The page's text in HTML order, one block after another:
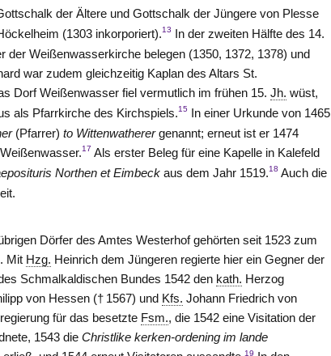
der Ältere und Gottschalk der Jüngere von Plesse
(1303 inkorporiert).13 In der zweiten Hälfte des 14.
der Weißenwasserkirche belegen (1350, 1372, 1378) und
war zudem gleichzeitig Kaplan des Altars St.
Dorf Weißenwasser fiel vermutlich im frühen 15.Jh. wüst,
als Pfarrkirche des Kirchspiels.15 In einer Urkunde von 1465
(Pfarrer)to Wittenwatherergenannt; erneut ist er 1474
17 Als erster Beleg für eine Kapelle in Kalefeld
Northen et Eimbeck aus dem Jahr 1519.18 Auch die
Dörfer des AmtesWesterhofgehörten seit 1523 zum
. Mit Hzg. Heinrich dem Jüngeren regierte hier ein Gegner der
Schmalkaldischen Bundes 1542 den kath. Herzog
von Hessen († 1567) und Kfs. Johann Friedrich von
für das besetzte Fsm., die 1542 eine Visitation der
1543 dieChristlike kerken-ordening im lande
19